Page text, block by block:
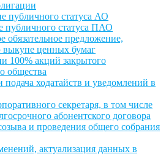
публичного статуса АО
публичного статуса ПАО
обязательное предложение,
выкупе ценных бумаг
100% акций закрытого
общества
подача ходатайств и уведомлений в
секретаря, в том числе
абонентского договора
и проведения общего собрания
актуализация данных в